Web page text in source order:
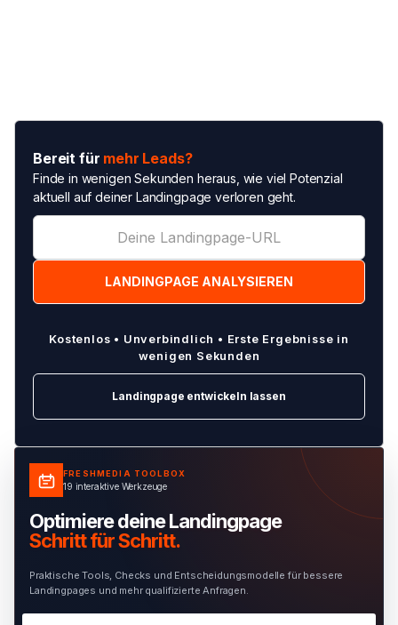
Bereit für mehr Leads?
Finde in wenigen Sekunden heraus, wie viel Potenzial
aktuell auf deiner Landingpage verloren geht.
Kostenlos • Unverbindlich • Erste Ergebnisse in
wenigen Sekunden
Landingpage entwickeln lassen
FRESHMEDIA TOOLBOX
19 interaktive Werkzeuge
Optimiere deine Landingpage
Schritt für Schritt.
Praktische Tools, Checks und Entscheidungsmodelle für bessere
Landingpages und mehr qualifizierte Anfragen.